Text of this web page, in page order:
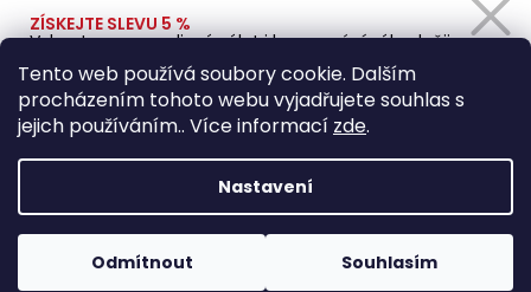
Tento web používá soubory cookie. Dalším
procházením tohoto webu vyjadřujete souhlas s
jejich používáním.. Více informací zde.
Nastavení
Odmítnout Souhlasím
HLEDAT
Copyright 2026Autohaus.cz. Všechna práva vyhrazena.
Upravit nastavení cookies
ZÍSKEJTE SLEVU 5 %
Vybavte se na rodinný výlet i kempování výhodněji.
Zadejte svůj e-mail a obratem Vám pošleme
slevový kód.
Zásady zpracování osobních údajů